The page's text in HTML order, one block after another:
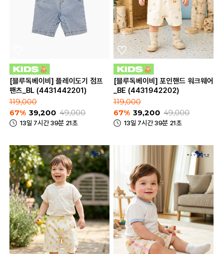
[블루독베이비] 플레이도기 점프
팬츠_BL (4431442201)
119,000
67% 39,200 49,000
13일 7시간 39분 21초
[블루독베이비] 포인핸드 워크웨어
_BE (4431942202)
119,000
67% 39,200 49,000
13일 7시간 39분 21초